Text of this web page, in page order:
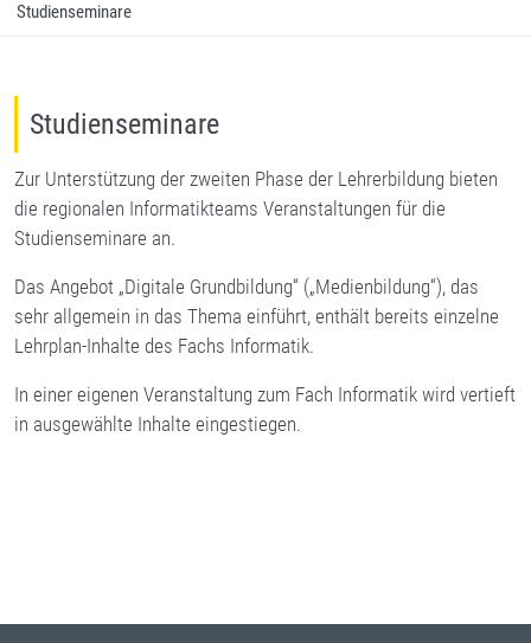
Studienseminare
Studienseminare
Zur Unterstützung der zweiten Phase der Lehrerbildung bieten
die regionalen Informatikteams Veranstaltungen für die
Studienseminare an.
Das Angebot „Digitale Grundbildung“ („Medienbildung“), das
sehr allgemein in das Thema einführt, enthält bereits einzelne
Lehrplan-Inhalte des Fachs Informatik.
In einer eigenen Veranstaltung zum Fach Informatik wird vertieft
in ausgewählte Inhalte eingestiegen.